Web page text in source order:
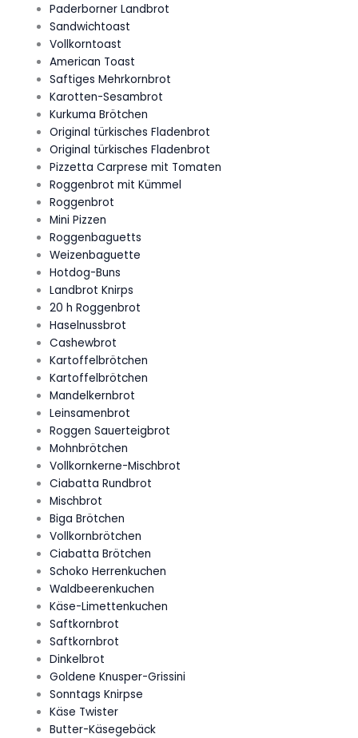
Paderborner Landbrot
Sandwichtoast
Vollkorntoast
American Toast
Saftiges Mehrkornbrot
Karotten-Sesambrot
Kurkuma Brötchen
Original türkisches Fladenbrot
Original türkisches Fladenbrot
Pizzetta Carprese mit Tomaten
Roggenbrot mit Kümmel
Roggenbrot
Mini Pizzen
Roggenbaguetts
Weizenbaguette
Hotdog-Buns
Landbrot Knirps
20 h Roggenbrot
Haselnussbrot
Cashewbrot
Kartoffelbrötchen
Kartoffelbrötchen
Mandelkernbrot
Leinsamenbrot
Roggen Sauerteigbrot
Mohnbrötchen
Vollkornkerne-Mischbrot
Ciabatta Rundbrot
Mischbrot
Biga Brötchen
Vollkornbrötchen
Ciabatta Brötchen
Schoko Herrenkuchen
Waldbeerenkuchen
Käse-Limettenkuchen
Saftkornbrot
Saftkornbrot
Dinkelbrot
Goldene Knusper-Grissini
Sonntags Knirpse
Käse Twister
Butter-Käsegebäck